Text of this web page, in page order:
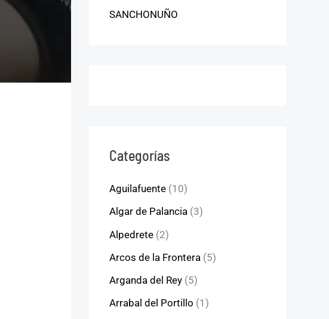
SANCHONUÑO
Categorías
Aguilafuente (10)
Algar de Palancia (3)
Alpedrete (2)
Arcos de la Frontera (5)
Arganda del Rey (5)
Arrabal del Portillo (1)